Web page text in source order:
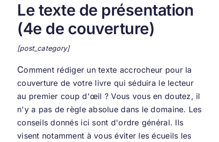
Le texte de présentation
(4e de couverture)
[post_category]
Comment rédiger un texte accrocheur pour la
couverture de votre livre qui séduira le lecteur
au premier coup d'œil ? Vous vous en doutez, il
n'y a pas de règle absolue dans le domaine. Les
conseils donnés ici sont d'ordre général. Ils
visent notamment à vous éviter les écueils les